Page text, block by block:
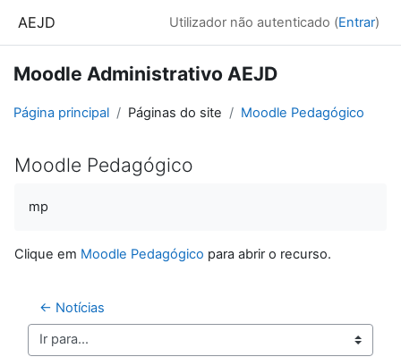
AEJD Utilizador não autenticado (Entrar)
Moodle Administrativo AEJD
Página principal Páginas do site Moodle Pedagógico
Moodle Pedagógico
mp
Clique em Moodle Pedagógico para abrir o recurso.
← Notícias
Ir para...